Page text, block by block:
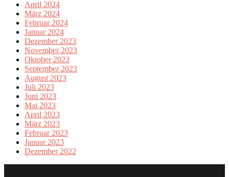
April 2024
März 2024
Februar 2024
Januar 2024
Dezember 2023
November 2023
Oktober 2023
September 2023
August 2023
Juli 2023
Juni 2023
Mai 2023
April 2023
März 2023
Februar 2023
Januar 2023
Dezember 2022